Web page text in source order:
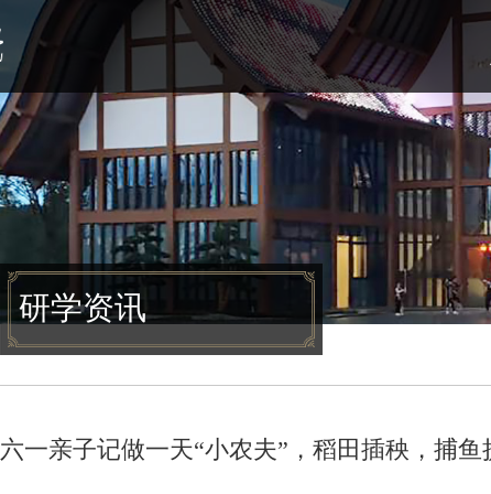
研学资讯
六一亲子记做一天“小农夫”，稻田插秧，捕鱼